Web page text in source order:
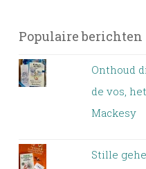
Populaire berichten
Onthoud
de vos,
Mackesy
Stille